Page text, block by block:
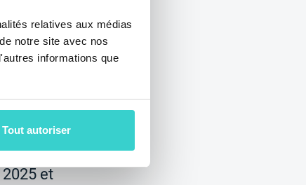
relatives aux médias
notre site avec nos
informations que
Tout autoriser
Malta
Group Team
le robot
2025 et